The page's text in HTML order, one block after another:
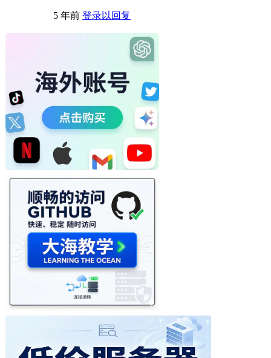
5 年前 登录以回复